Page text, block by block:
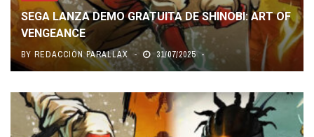
SEGA LANZA DEMO GRATUITA DE SHINOBI: ART OF
VENGEANCE
BY REDACCIÓN PARALLAX 31/07/2025